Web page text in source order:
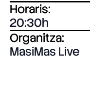
Horaris:
20:30
Organitza:
MasiMas Live